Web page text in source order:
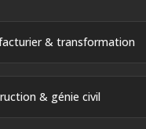
& transformation
& génie civil